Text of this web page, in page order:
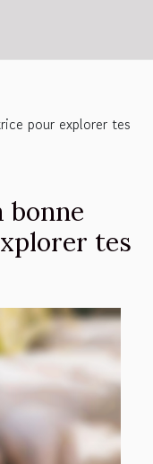
pour explorer tes
bonne
tes